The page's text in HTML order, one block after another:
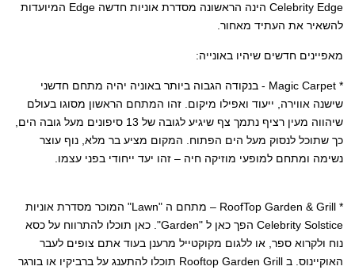
Celebrity Edge הינה הראשונה מסדרת אוניות חדשה Edge המיועדות
להשאיר את העתיד מאחור.
מאפיינים חדשים שיהיו באונייה:
* Magic Carpet - בנקודה הגבוה ביותר באוניה יהיה מתחם חדשני
שישנה אווירה, ייעוד ואפילו מיקום. זהו המתחם הראשון מסוגו בעולם
שיהווה מעין רציף נתמך צף שיגיע לגובה של 13 סיפונים מעל גובה הים,
כך שתוכל לנסוק מעל הים הפתוח. המקום מציע בר מלא, נוף עוצר
נשימה ומתחם למופעי מוזיקה חיה – זהו יעד ייחודי בפני עצמו.
* RoofTop Garden & Grill – מתחם ה "Lawn" המוכר מסדרת אוניות
Celebrity Solstice הפך כאן ל "Garden". כאן תוכלו להתרווח על כסא
נוח ולקרוא ספר, או ללגום מקוקטייל מרענן בעוד אתם צופים לעבר
האוקיינוס. ב Rooftop Garden Grill תוכלו להתענג על ברביקיו או בורגר